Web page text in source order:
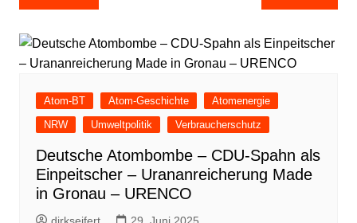
Atom-BT Atom-Geschichte
Atomenergie
NRW
Umweltpolitik Verbraucherschutz
Deutsche Atombombe – CDU-Spahn als
Einpeitscher – Urananreicherung Made
in Gronau – URENCO